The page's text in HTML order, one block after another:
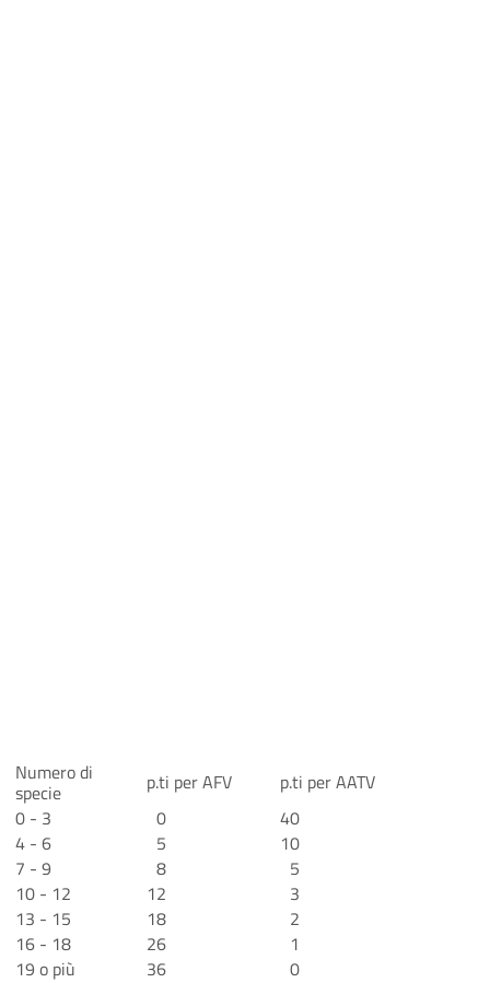
Numero di
specie p.ti per AFV
p.ti per AATV
0 - 3
0
40
4 - 6
5
10
7 - 9
8
5
10 - 12
12
3
13 - 15
18
2
16 - 18
26
1
19 o più
36 0